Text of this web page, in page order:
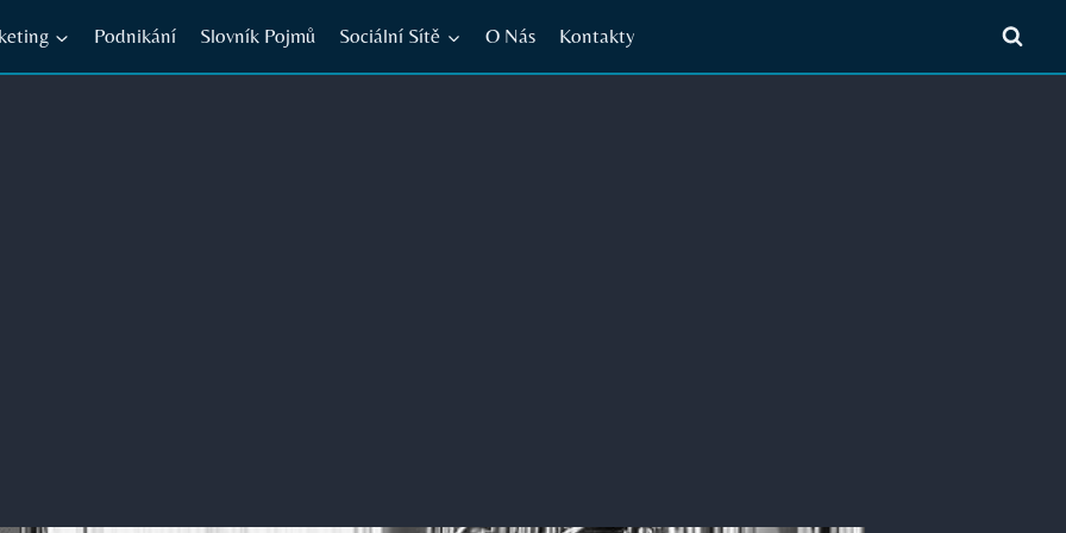
Podnikání Slovník Pojmů Sociální Sítě O Nás Kontakty